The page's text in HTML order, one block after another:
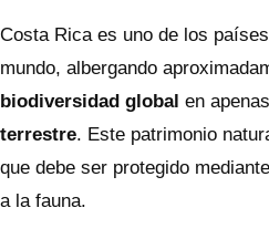
Costa Rica es uno de los
mundo, albergando
biodiversidad global en
terrestre. Este patrimonio
que debe ser protegido
a la fauna.